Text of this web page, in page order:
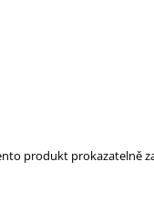
produkt prokazatelně